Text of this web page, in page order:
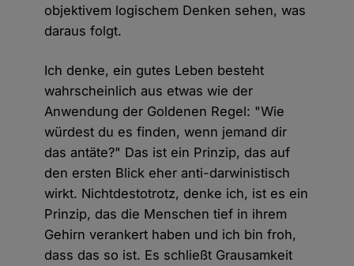
objektivem logischem Denken sehen, was
daraus folgt.
Ich denke, ein gutes Leben besteht
wahrscheinlich aus etwas wie der
Anwendung der Goldenen Regel: "Wie
würdest du es finden, wenn jemand dir
das antäte?" Das ist ein Prinzip, das auf
den ersten Blick eher anti-darwinistisch
wirkt. Nichtdestotrotz, denke ich, ist es ein
Prinzip, das die Menschen tief in ihrem
Gehirn verankert haben und ich bin froh,
dass das so ist. Es schließt Grausamkeit